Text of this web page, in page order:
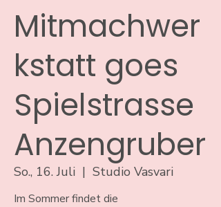
Mitmachwer
kstatt goes
Spielstrasse
Anzengruber
So., 16. Juli
  |
Studio Vasvari
Im Sommer findet die